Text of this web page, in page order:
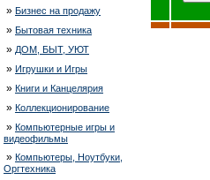
» Бизнес на продажу
» Бытовая техника
» ДОМ, БЫТ, УЮТ
» Игрушки и Игры
» Книги и Канцелярия
» Коллекционирование
» Компьютерные игры и
видеофильмы
» Компьютеры, Ноутбуки,
Оргтехника